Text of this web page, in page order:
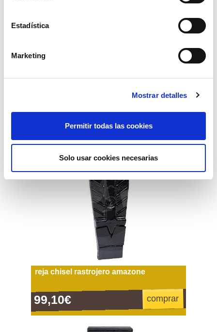
Estadística
Marketing
Mostrar detalles
Permitir todas las cookies
Solo usar cookies necesarias
reja chisel rastrojero kockerling
reja chisel rastrojero amazone
99,10€ comprar